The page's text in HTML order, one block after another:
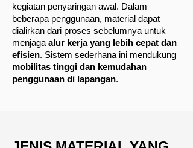
kegiatan penyaringan awal. Dalam
beberapa penggunaan, material dapat
dialirkan dari proses sebelumnya untuk
menjaga alur kerja yang lebih cepat dan
efisien. Sistem sederhana ini mendukung
mobilitas tinggi dan kemudahan
penggunaan di lapangan.